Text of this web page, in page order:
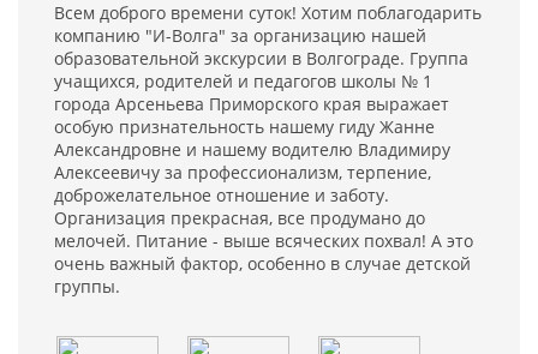
Всем доброго времени суток! Хотим поблагодарить
компанию "И-Волга" за организацию нашей
образовательной экскурсии в Волгограде. Группа
учащихся, родителей и педагогов школы № 1
города Арсеньева Приморского края выражает
особую признательность нашему гиду Жанне
Александровне и нашему водителю Владимиру
Алексеевичу за профессионализм, терпение,
доброжелательное отношение и заботу.
Организация прекрасная, все продумано до
мелочей. Питание - выше всяческих похвал! А это
очень важный фактор, особенно в случае детской
группы.